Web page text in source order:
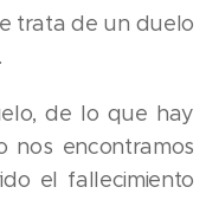
trata de un duelo
de lo que hay
encontramos
el fallecimiento